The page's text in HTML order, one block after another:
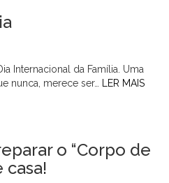
Internacional da Família. Uma
nunca, merece ser…
LER MAIS
o “Corpo de
casa!